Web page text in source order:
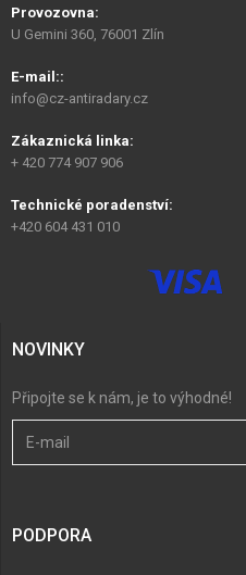
Provozovna:
U Gemini 360, 76001 Zlín
E-mail::
info@cz-antiradary.cz
Zákaznická linka:
+ 420 774 907 906
Technické poradenství:
+420 604 431 010
NOVINKY
Připojte se k nám, je to výhodné!
PODPORA